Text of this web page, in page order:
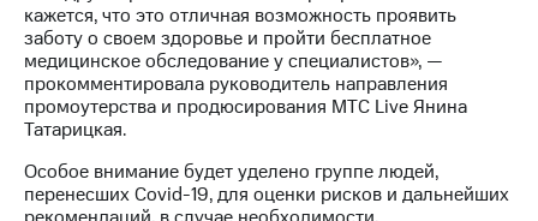
облигаций
Другое
Регистратор
Реквизиты
Контакты
развитие
деловая этика
На главную
кажется, что это отличная возможность проявить
заботу о своем здоровье и пройти бесплатное
медицинское обследование у специалистов», —
прокомментировала руководитель направления
промоутерства и продюсирования МТС Live Янина
Татарицкая.
Особое внимание будет уделено группе людей,
перенесших Covid-19, для оценки рисков и дальнейших